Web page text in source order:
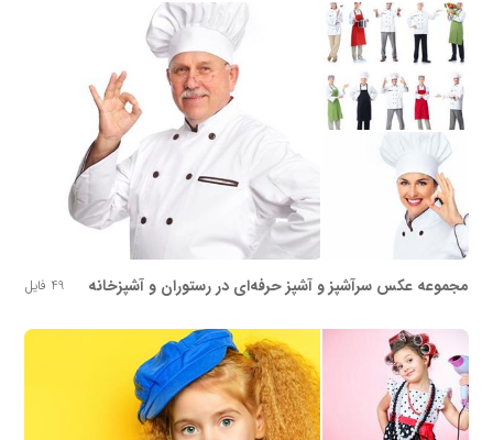
مجموعه عکس سرآشپز و آشپز حرفه‌ای در رستوران و آشپزخانه 49 فایل